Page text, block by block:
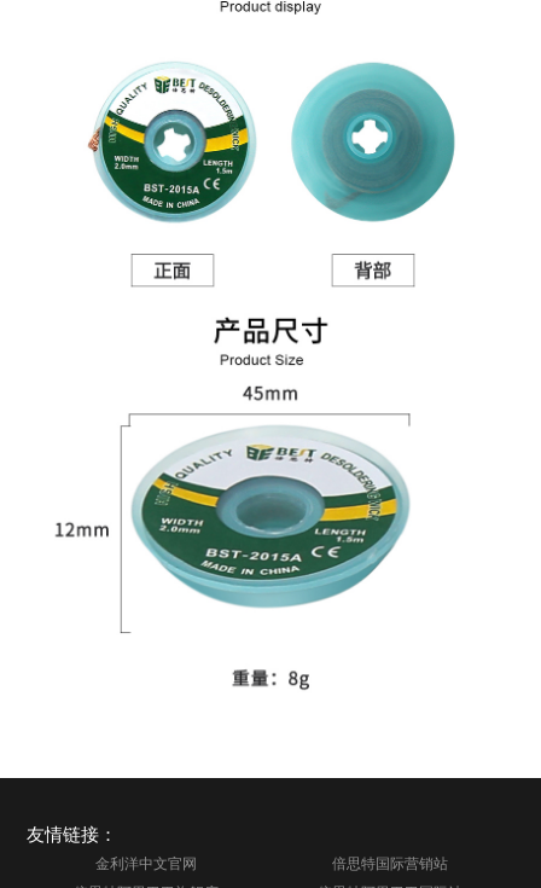
友情链接：
金利洋中文官网
倍思特国际营销站